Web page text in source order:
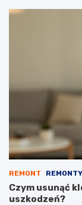
REMONT
Czym usunąć
uszkodzeń?